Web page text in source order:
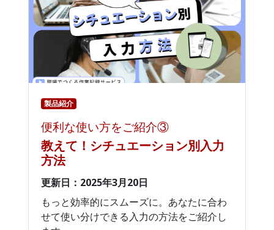
製品紹介
便利な使い方をご紹介③
教えて！シチュエーション別入力
方法
更新日：2025年3月20日
もっと効率的にスムーズに。あなたに合わ
せて使い分けできる入力の方法をご紹介し